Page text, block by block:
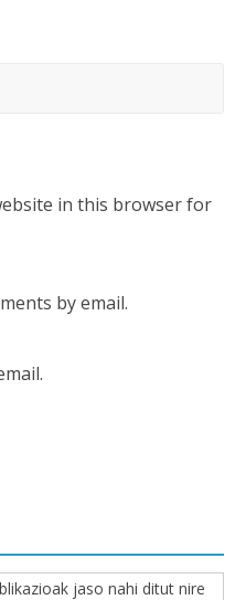
in this browser for
by email.
jaso nahi ditut nire